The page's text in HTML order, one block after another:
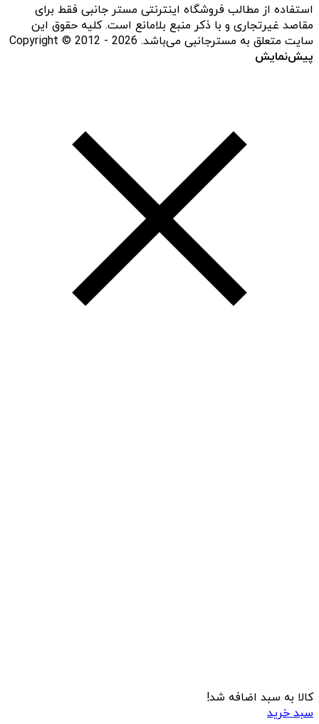
استفاده از مطالب فروشگاه اینترنتی مستر جانبی فقط برای
مقاصد غیرتجاری و با ذکر منبع بلامانع است. کلیه حقوق این
سایت متعلق به مسترجانبی می‌باشد. Copyright © 2012 - 2026
پیش‌نمایش
کالا به سبد اضافه شد!
سبد خرید